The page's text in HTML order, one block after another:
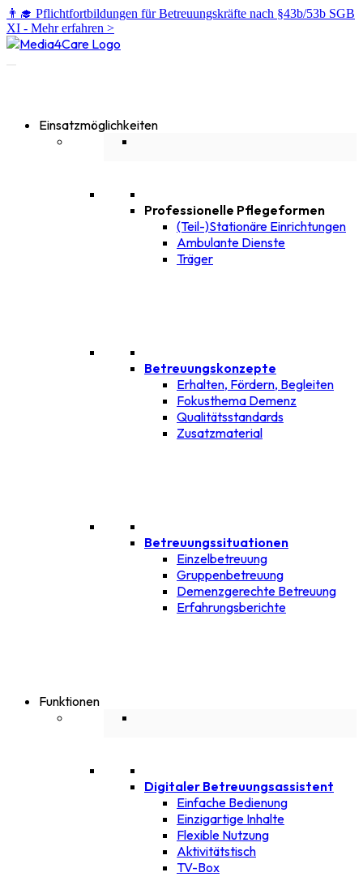
👨‍🎓 Pflichtfortbildungen für Betreuungskräfte nach §43b/53b SGB
XI - Mehr erfahren >
Einsatzmöglichkeiten
Professionelle Pflegeformen
(Teil-)Stationäre Einrichtungen
Ambulante Dienste
Träger
Betreuungskonzepte
Erhalten, Fördern, Begleiten
Fokusthema Demenz
Qualitätsstandards
Zusatzmaterial
Betreuungssituationen
Einzelbetreuung
Gruppenbetreuung
Demenzgerechte Betreuung
Erfahrungsberichte
Funktionen
Digitaler Betreuungsassistent
Einfache Bedienung
Einzigartige Inhalte
Flexible Nutzung
Aktivitätstisch
TV-Box